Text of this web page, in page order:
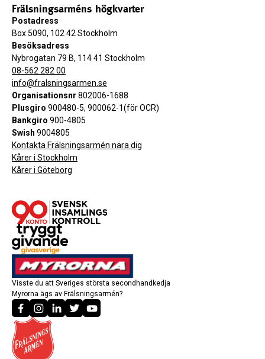
Frälsningsarméns högkvarter
Postadress
Box 5090, 102 42 Stockholm
Besöksadress
Nybrogatan 79 B, 114 41 Stockholm
08-562 282 00
info@fralsningsarmen.se
Organisationsnr 802006-1688
Plusgiro 900480-5, 900062-1(för OCR)
Bankgiro 900-4805
Swish 9004805
Kontakta Frälsningsarmén nära dig
Kårer i Stockholm
Kårer i Göteborg
Visste du att Sveriges största secondhandkedja
Myrorna ägs av Frälsningsarmén?